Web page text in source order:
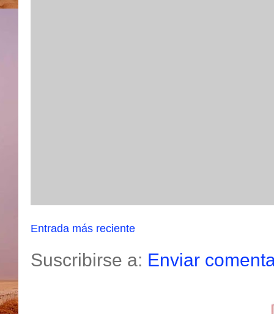
Entrada más reciente
Suscribirse a: Enviar